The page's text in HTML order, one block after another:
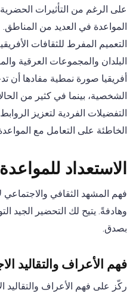
على الرغم من التأثيرات
المواعدة في العديد من
التعميم المفرط للثقافات
البلدان والمجموعات العرقية
أفريقيا صورة نمطية مفادها أن
الشخصية، بينما في كثير من
التفضيلات الفردية لتعزيز
الخاطئة على التعامل مع
الاستعداد
فهم المشهد الثقافي
وهادفةً. يتيح لك التحضير الجيد
بصدق.
فهم الأعراف والتقاليد
ركّز على فهم الأعراف والتقاليد